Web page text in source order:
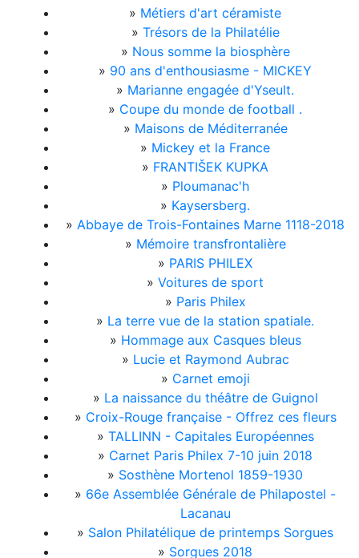
» Métiers d'art céramiste
» Trésors de la Philatélie
» Nous somme la biosphère
» 90 ans d'enthousiasme - MICKEY
» Marianne engagée d'Yseult.
» Coupe du monde de football .
» Maisons de Méditerranée
» Mickey et la France
» FRANTIŠEK KUPKA
» Ploumanac'h
» Kaysersberg.
» Abbaye de Trois-Fontaines Marne 1118-2018
» Mémoire transfrontalière
» PARIS PHILEX
» Voitures de sport
» Paris Philex
» La terre vue de la station spatiale.
» Hommage aux Casques bleus
» Lucie et Raymond Aubrac
» Carnet emoji
» La naissance du théâtre de Guignol
» Croix-Rouge française - Offrez ces fleurs
» TALLINN - Capitales Européennes
» Carnet Paris Philex 7-10 juin 2018
» Sosthène Mortenol 1859-1930
» 66e Assemblée Générale de Philapostel -
Lacanau
» Salon Philatélique de printemps Sorgues
» Sorgues 2018